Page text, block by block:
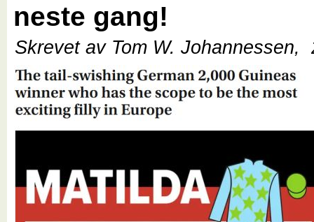
neste gang!
Skrevet av Tom W. Johannessen,